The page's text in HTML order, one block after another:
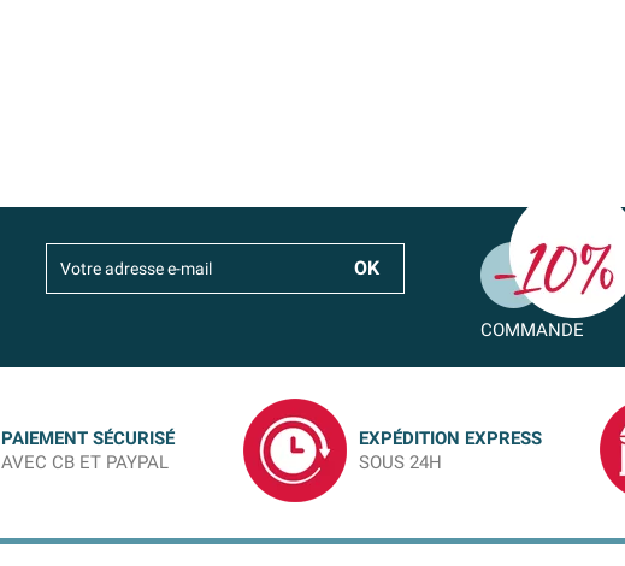
COMMANDE
PAIEMENT SÉCURISÉ
AVEC CB ET PAYPAL
EXPÉDITION EXPRESS
SOUS 24H